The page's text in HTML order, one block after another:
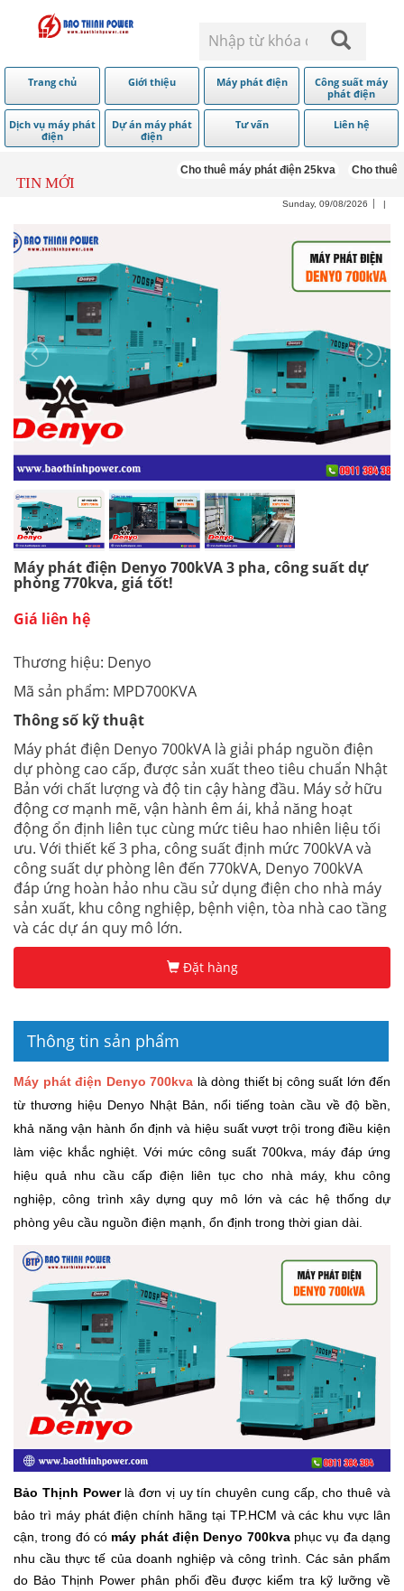
Trang chủ Giới thiệu Máy phát điện
Công suất máy
phát điện
Dịch vụ máy phát
điện
Dự án máy phát
điện
Tư vấn Liên hệ
TIN MỚI
Cho thuê máy phát điện 25kva Cho thuê
Sunday, 09/08/2026 |
Máy phát điện Denyo 700kVA 3 pha, công suất dự
phòng 770kva, giá tốt!
Giá liên hệ
Thương hiệu: Denyo
Mã sản phẩm: MPD700KVA
Thông số kỹ thuật
Máy phát điện Denyo 700kVA là giải pháp nguồn điện
dự phòng cao cấp, được sản xuất theo tiêu chuẩn Nhật
Bản với chất lượng và độ tin cậy hàng đầu. Máy sở hữu
động cơ mạnh mẽ, vận hành êm ái, khả năng hoạt
động ổn định liên tục cùng mức tiêu hao nhiên liệu tối
ưu. Với thiết kế 3 pha, công suất định mức 700kVA và
công suất dự phòng lên đến 770kVA, Denyo 700kVA
đáp ứng hoàn hảo nhu cầu sử dụng điện cho nhà máy
sản xuất, khu công nghiệp, bệnh viện, tòa nhà cao tầng
và các dự án quy mô lớn.
Đặt hàng
Thông tin sản phẩm
Máy phát điện Denyo 700kva là dòng thiết bị công suất lớn đến
từ thương hiệu Denyo Nhật Bản, nổi tiếng toàn cầu về độ bền,
khả năng vận hành ổn định và hiệu suất vượt trội trong điều kiện
làm việc khắc nghiệt. Với mức công suất 700kva, máy đáp ứng
hiệu quả nhu cầu cấp điện liên tục cho nhà máy, khu công
nghiệp, công trình xây dựng quy mô lớn và các hệ thống dự
phòng yêu cầu nguồn điện mạnh, ổn định trong thời gian dài.
Bảo Thịnh Powerlà đơn vị uy tín chuyên cung cấp, cho thuê và
bảo trì máy phát điện chính hãng tại TP.HCM và các khu vực lân
cận, trong đó có máy phát điện Denyo 700kvaphục vụ đa dạng
nhu cầu thực tế của doanh nghiệp và công trình. Các sản phẩm
do Bảo Thịnh Power phân phối đều được kiểm tra kỹ lưỡng về